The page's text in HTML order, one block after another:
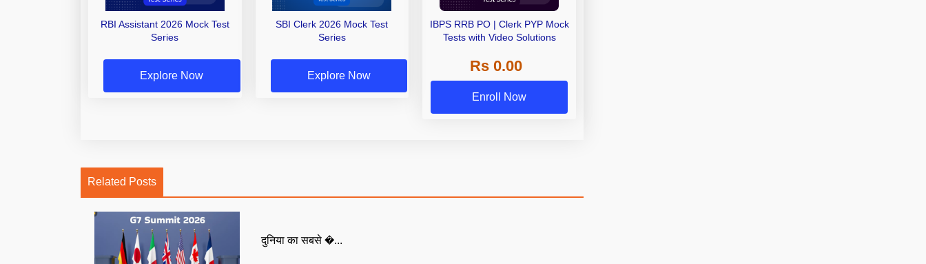
RBI Assistant 2026 Mock Test
Series
Explore Now
SBI Clerk 2026 Mock Test
Series
Explore Now
IBPS RRB PO | Clerk PYP Mock
Tests with Video Solutions
Rs 0.00
Enroll Now
Related Posts
दुनिया का सबसे �...